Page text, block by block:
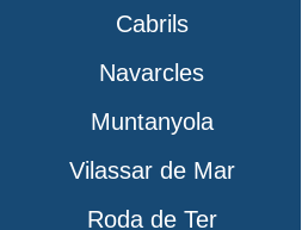
Cabrils
Navarcles
Muntanyola
Vilassar de Mar
Roda de Ter